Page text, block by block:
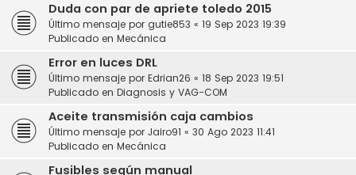
Duda con par de apriete toledo 2015
Último mensaje por gutie853 « 19 Sep 2023 19:39
Publicado en Mecánica
Error en luces DRL
Último mensaje por Edrian26 « 18 Sep 2023 19:51
Publicado en Diagnosis y VAG-COM
Aceite transmisión caja cambios
Último mensaje por Jairo91 « 30 Ago 2023 11:41
Publicado en Mecánica
Fusibles según manual